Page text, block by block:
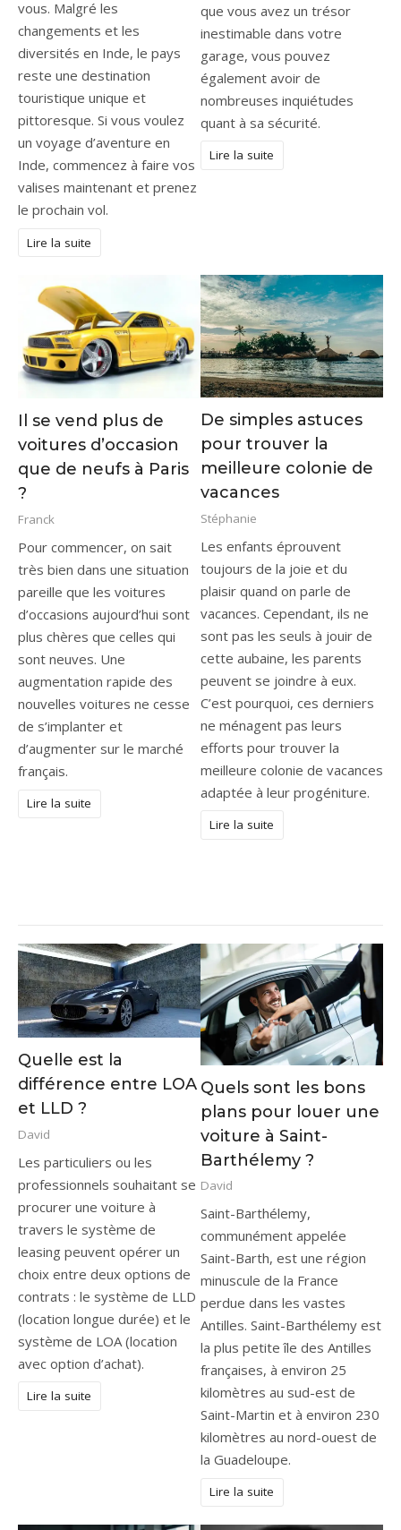
vous. Malgré les
changements et les
diversités en Inde, le pays
reste une destination
touristique unique et
pittoresque. Si vous voulez
un voyage d’aventure en
Inde, commencez à faire vos
valises maintenant et prenez
le prochain vol.
Lire la suite
que vous avez un trésor
inestimable dans votre
garage, vous pouvez
également avoir de
nombreuses inquiétudes
quant à sa sécurité.
Lire la suite
Il se vend plus de
voitures d’occasion
que de neufs à Paris
?
Franck
Pour commencer, on sait
très bien dans une situation
pareille que les voitures
d’occasions aujourd’hui sont
plus chères que celles qui
sont neuves. Une
augmentation rapide des
nouvelles voitures ne cesse
de s’implanter et
d’augmenter sur le marché
français.
Lire la suite
De simples astuces
pour trouver la
meilleure colonie de
vacances
Stéphanie
Les enfants éprouvent
toujours de la joie et du
plaisir quand on parle de
vacances. Cependant, ils ne
sont pas les seuls à jouir de
cette aubaine, les parents
peuvent se joindre à eux.
C’est pourquoi, ces derniers
ne ménagent pas leurs
efforts pour trouver la
meilleure colonie de vacances
adaptée à leur progéniture.
Lire la suite
Quelle est la
différence entre LOA
et LLD ?
David
Les particuliers ou les
professionnels souhaitant se
procurer une voiture à
travers le système de
leasing peuvent opérer un
choix entre deux options de
contrats : le système de LLD
(location longue durée) et le
système de LOA (location
avec option d’achat).
Lire la suite
Quels sont les bons
plans pour louer une
voiture à Saint-
Barthélemy ?
David
Saint-Barthélemy,
communément appelée
Saint-Barth, est une région
minuscule de la France
perdue dans les vastes
Antilles. Saint-Barthélemy est
la plus petite île des Antilles
françaises, à environ 25
kilomètres au sud-est de
Saint-Martin et à environ 230
kilomètres au nord-ouest de
la Guadeloupe.
Lire la suite